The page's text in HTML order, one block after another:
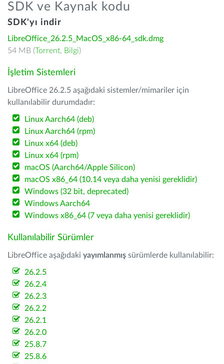
SDK ve Kaynak kodu
SDK'yı indir
LibreOffice_26.2.5_MacOS_x86-64_sdk.dmg
54 MB (Torrent, Bilgi)
İşletim Sistemleri
LibreOffice 26.2.5 aşağıdaki sistemler/mimariler için
kullanılabilir durumdadır:
Linux Aarch64 (deb)
Linux Aarch64 (rpm)
Linux x64 (deb)
Linux x64 (rpm)
macOS (Aarch64/Apple Silicon)
macOS x86_64 (10.14 veya daha yenisi gereklidir)
Windows (32 bit, deprecated)
Windows Aarch64
Windows x86_64 (7 veya daha yenisi gereklidir)
Kullanılabilir Sürümler
LibreOffice aşağıdaki yayımlanmış sürümlerde kullanılabilir:
26.2.5
26.2.4
26.2.3
26.2.2
26.2.1
26.2.0
25.8.7
25.8.6